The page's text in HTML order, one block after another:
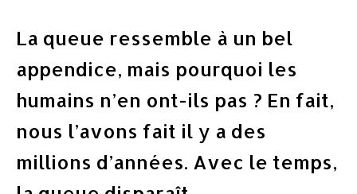
La queue ressemble à un bel
appendice, mais pourquoi les
humains n’en ont-ils pas ? En fait,
nous l’avons fait il y a des
millions d’années. Avec le temps,